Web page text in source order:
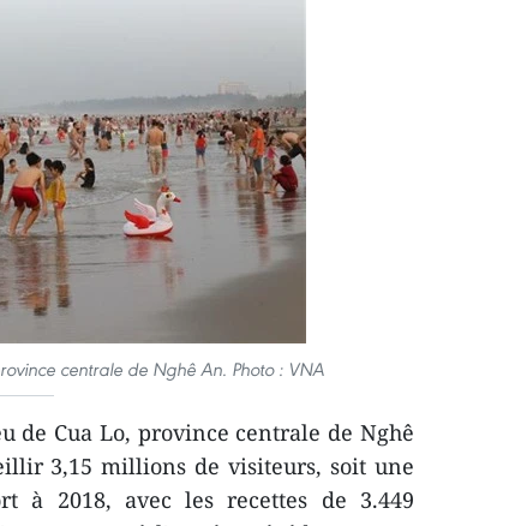
centrale de Nghê An. Photo : VNA
de Cua Lo, province centrale de Nghê
3,15 millions de visiteurs, soit une
à 2018, avec les recettes de 3.449